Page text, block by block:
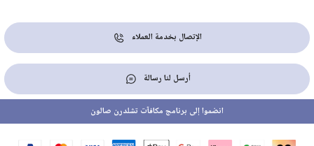
الإتصال بخدمة العملاء
أرسل لنا رسالة
انضموا إلى برنامج مكافآت تشلدرن صالون